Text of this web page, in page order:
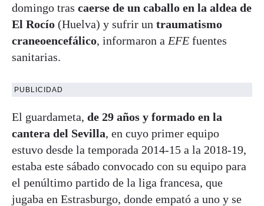
domingo tras caerse de un caballo en la aldea de
El Rocío (Huelva) y sufrir un traumatismo
craneoencefálico, informaron a EFE fuentes
sanitarias.
PUBLICIDAD
El guardameta, de 29 años y formado en la
cantera del Sevilla, en cuyo primer equipo
estuvo desde la temporada 2014-15 a la 2018-19,
estaba este sábado convocado con su equipo para
el penúltimo partido de la liga francesa, que
jugaba en Estrasburgo, donde empató a uno y se